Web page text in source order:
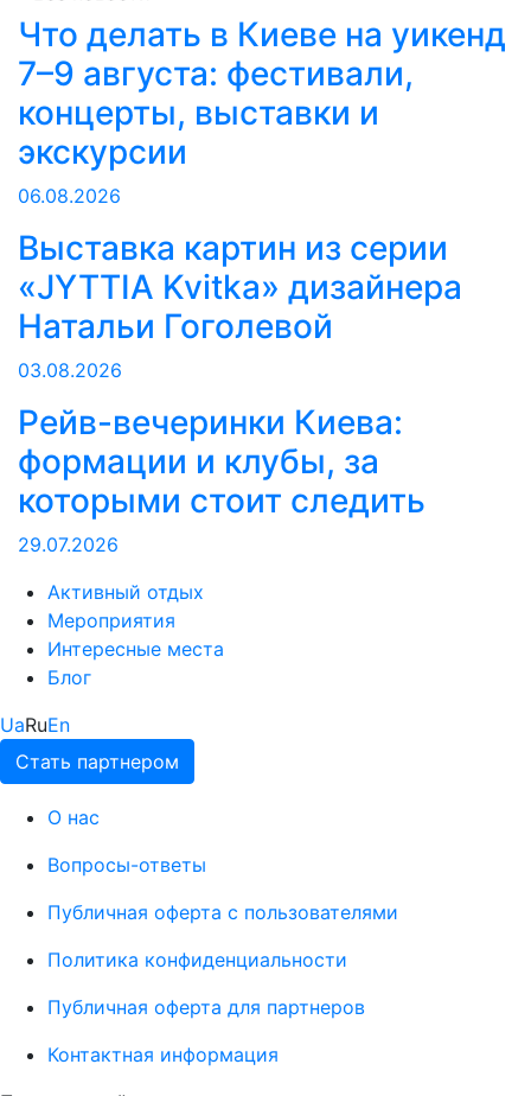
Что делать в Киеве на уикенд
7–9 августа: фестивали,
концерты, выставки и
экскурсии
06.08.2026
Выставка картин из серии
«JYTTIA Kvitka» дизайнера
Натальи Гоголевой
03.08.2026
Рейв-вечеринки Киева:
формации и клубы, за
которыми стоит следить
29.07.2026
Активный отдых
Мероприятия
Интересные места
Блог
UaRuEn
Стать партнером
О нас
Вопросы-ответы
Публичная оферта с пользователями
Политика конфиденциальности
Публичная оферта для партнеров
Контактная информация